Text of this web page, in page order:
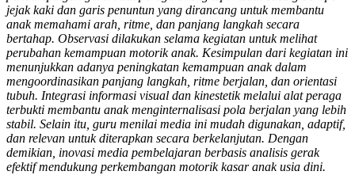
jejak kaki dan garis penuntun yang dirancang untuk membantu
anak memahami arah, ritme, dan panjang langkah secara
bertahap. Observasi dilakukan selama kegiatan untuk melihat
perubahan kemampuan motorik anak. Kesimpulan dari kegiatan ini
menunjukkan adanya peningkatan kemampuan anak dalam
mengoordinasikan panjang langkah, ritme berjalan, dan orientasi
tubuh. Integrasi informasi visual dan kinestetik melalui alat peraga
terbukti membantu anak menginternalisasi pola berjalan yang lebih
stabil. Selain itu, guru menilai media ini mudah digunakan, adaptif,
dan relevan untuk diterapkan secara berkelanjutan. Dengan
demikian, inovasi media pembelajaran berbasis analisis gerak
efektif mendukung perkembangan motorik kasar anak usia dini.